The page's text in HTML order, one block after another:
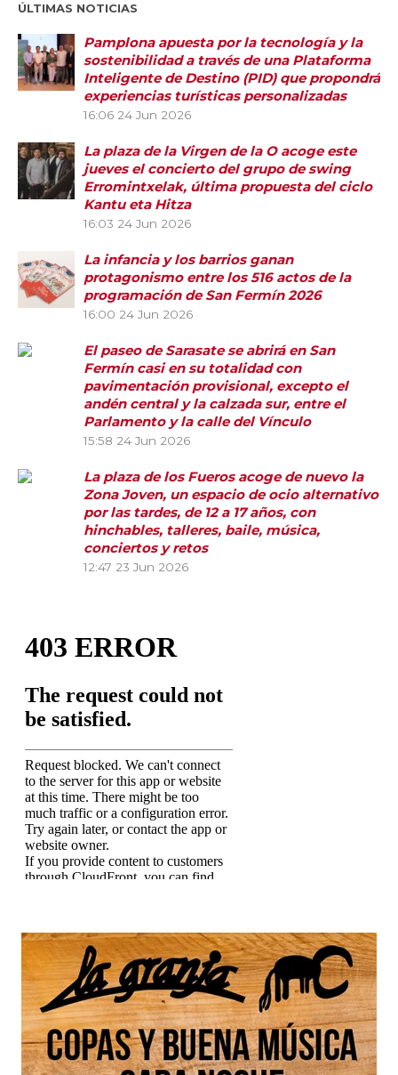
ÚLTIMAS NOTICIAS
Pamplona apuesta por la tecnología y la
sostenibilidad a través de una Plataforma
Inteligente de Destino (PID) que propondrá
experiencias turísticas personalizadas
16:06 24 Jun 2026
La plaza de la Virgen de la O acoge este
jueves el concierto del grupo de swing
Erromintxelak, última propuesta del ciclo
Kantu eta Hitza
16:03 24 Jun 2026
La infancia y los barrios ganan
protagonismo entre los 516 actos de la
programación de San Fermín 2026
16:00 24 Jun 2026
El paseo de Sarasate se abrirá en San
Fermín casi en su totalidad con
pavimentación provisional, excepto el
andén central y la calzada sur, entre el
Parlamento y la calle del Vínculo
15:58 24 Jun 2026
La plaza de los Fueros acoge de nuevo la
Zona Joven, un espacio de ocio alternativo
por las tardes, de 12 a 17 años, con
hinchables, talleres, baile, música,
conciertos y retos
12:47 23 Jun 2026